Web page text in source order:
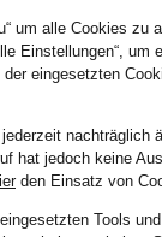
um alle Cookies zu
Einstellungen“,
eingesetzten
nachträglich
hat jedoch keine
den Einsatz von
Tools